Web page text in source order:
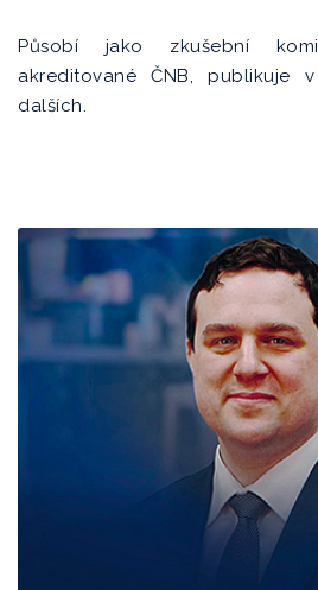
Působí jako zkušební
akreditované ČNB, publikuje
dalších.